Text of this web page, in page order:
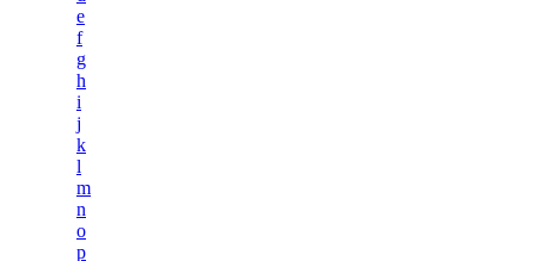
e
f
g
h
i
j
k
l
m
n
o
p